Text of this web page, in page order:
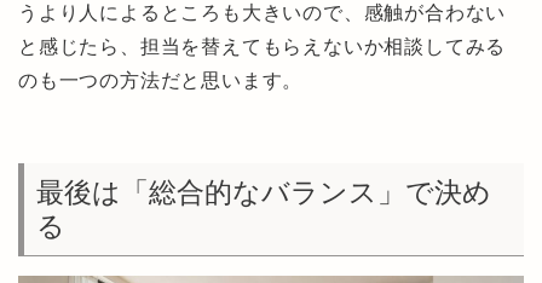
うより人によるところも大きいので、感触が合わない
と感じたら、担当を替えてもらえないか相談してみる
のも一つの方法だと思います。
最後は「総合的なバランス」で決め
る